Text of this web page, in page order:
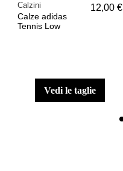
Calzini
Calze adidas
Tennis Low
12,00 €
vedi le taglie